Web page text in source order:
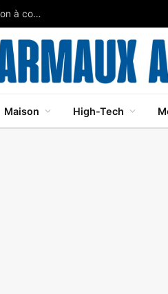
Javier Bardem brille dans Cape Fear sur Apple TV: une interprétation à couper le souffle
Maison High-Tech